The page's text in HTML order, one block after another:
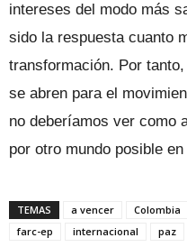
intereses del modo más
sido la respuesta cuanto
transformación. Por
se abren para el
no deberíamos ver como
por otro mundo posible
TEMAS a vencer Colombia
farc-ep
internacional paz